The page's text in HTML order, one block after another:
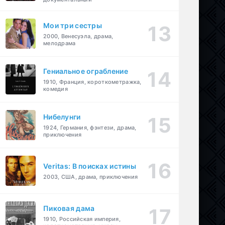
Мои три сестры
2000, Венесуэла, драма,
мелодрама
Гениальное ограбление
1910, Франция, короткометражка,
комедия
Нибелунги
1924, Германия, фэнтези, драма,
приключения
Veritas: В поисках истины
2003, США, драма, приключения
Пиковая дама
1910, Российская империя,